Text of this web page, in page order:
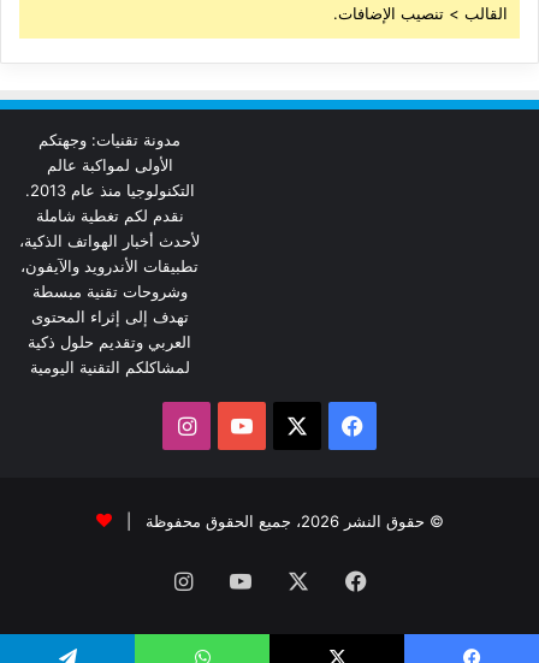
القالب > تنصيب الإضافات.
مدونة تقنيات: وجهتكم
الأولى لمواكبة عالم
التكنولوجيا منذ عام 2013.
نقدم لكم تغطية شاملة
لأحدث أخبار الهواتف الذكية،
تطبيقات الأندرويد والآيفون،
وشروحات تقنية مبسطة
تهدف إلى إثراء المحتوى
العربي وتقديم حلول ذكية
لمشاكلكم التقنية اليومية
فيسبوك ‫YouTubeانستقرام
© حقوق النشر 2026، جميع الحقوق محفوظة |
فيسبوك ‫YouTubeانستقرام